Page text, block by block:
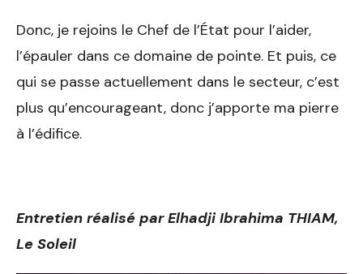
Donc, je rejoins le Chef de l’État pour l’aider,
l’épauler dans ce domaine de pointe. Et puis, ce
qui se passe actuellement dans le secteur, c’est
plus qu’encourageant, donc j’apporte ma pierre
à l’édifice.
Entretien réalisé par Elhadji Ibrahima THIAM,
Le Soleil